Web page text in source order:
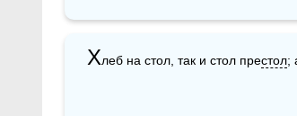
Хлеб на стол, так и стол престол;